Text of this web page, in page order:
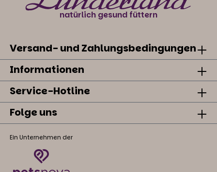
natürlich gesund füttern
Versand- und Zahlungsbedingungen
Informationen
Service-Hotline
Folge uns
Ein Unternehmen der